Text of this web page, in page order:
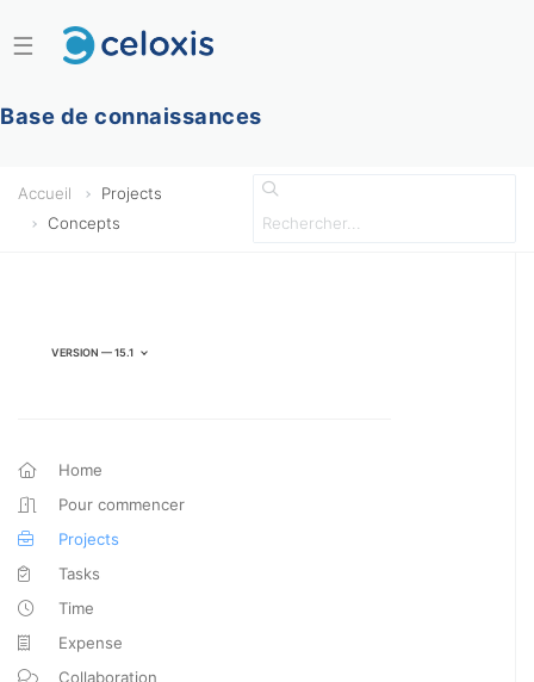
☰
Base de connaissances
Accueil
Projects
Concepts
Version — 15.1
Home
Pour commencer
Projects
Tasks
Time
Expense
Collaboration